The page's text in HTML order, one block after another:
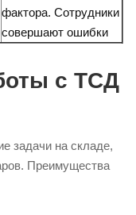
фактора. Сотрудники
совершают ошибки
с ТСД
задачи на складе,
Преимущества